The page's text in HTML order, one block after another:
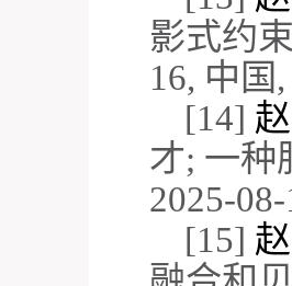
影式约
16, 中国
[14]
才; 一种
2025-
[15]